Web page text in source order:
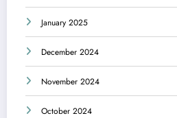
January 2025
December 2024
November 2024
October 2024